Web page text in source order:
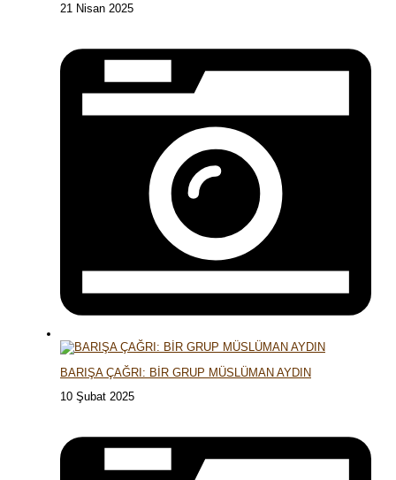
21 Nisan 2025
BARIŞA ÇAĞRI: BİR GRUP MÜSLÜMAN AYDIN
10 Şubat 2025